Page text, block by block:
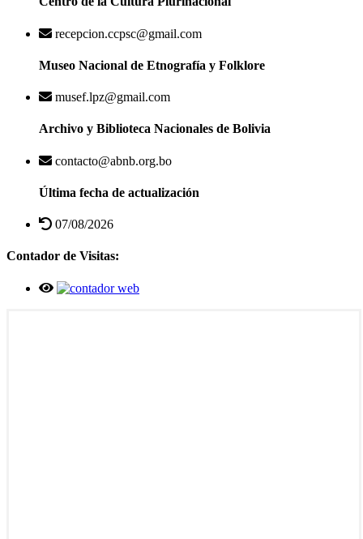
recepcion.ccpsc@gmail.com
Museo Nacional de Etnografía y Folklore
musef.lpz@gmail.com
Archivo y Biblioteca Nacionales de Bolivia
contacto@abnb.org.bo
Última fecha de actualización
07/08/2026
Contador de Visitas: